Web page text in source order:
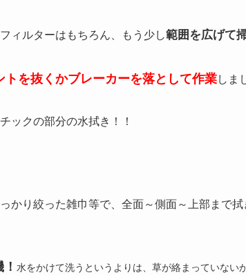
ィルターはもちろん、もう少し範囲を広げて
トを抜くかブレーカーを落として作業しま
ックの部分の水拭き！！
かり絞った雑巾等で、全面～側面～上部まで
水をかけて洗うというよりは、草が絡まっていない